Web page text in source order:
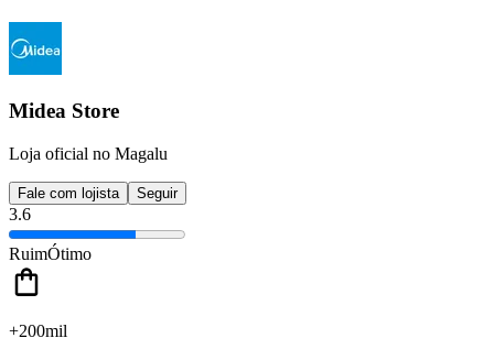
Midea Store
Loja oficial no Magalu
Fale com lojista Seguir
3.6
RuimÓtimo
+200mil